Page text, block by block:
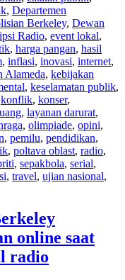
, Departemen
Berkeley, Dewan
Radio, event lokal,
, harga pangan, hasil
, inflasi, inovasi, internet,
Alameda, kebijakan
, keselamatan publik,
konflik, konser,
, layanan darurat,
, olimpiade, opini,
, pemilu, pendidikan,
, poltava oblast, radio,
, sepakbola, serial,
, travel, ujian nasional,
online saat
radio